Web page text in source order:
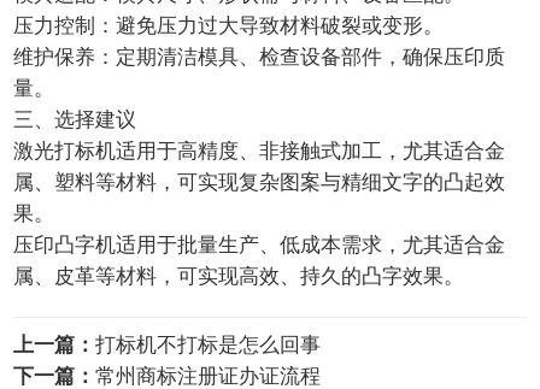
压力控制：避免压力过大导致材料破裂或变形。
维护保养：定期清洁模具、检查设备部件，确保压印质
量。
三、选择建议
激光打标机适用于高精度、非接触式加工，尤其适合金
属、塑料等材料，可实现复杂图案与精细文字的凸起效
果。
压印凸字机适用于批量生产、低成本需求，尤其适合金
属、皮革等材料，可实现高效、持久的凸字效果。
上一篇：打标机不打标是怎么回事
下一篇：常州商标注册证办证流程